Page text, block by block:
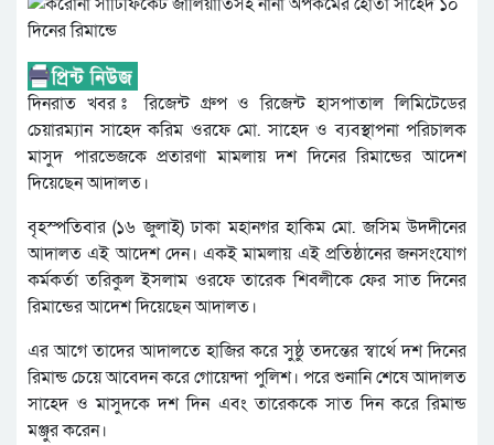
দিনরাত খবর ঃ রিজেন্ট গ্রুপ ও রিজেন্ট হাসপাতাল লিমিটেডের
চেয়ারম্যান সাহেদ করিম ওরফে মো. সাহেদ ও ব্যবস্থাপনা পরিচালক
মাসুদ পারভেজকে প্রতারণা মামলায় দশ দিনের রিমান্ডের আদেশ
দিয়েছেন আদালত।
বৃহস্পতিবার (১৬ জুলাই) ঢাকা মহানগর হাকিম মো. জসিম উদদীনের
আদালত এই আদেশ দেন। একই মামলায় এই প্রতিষ্ঠানের জনসংযোগ
কর্মকর্তা তরিকুল ইসলাম ওরফে তারেক শিবলীকে ফের সাত দিনের
রিমান্ডের আদেশ দিয়েছেন আদালত।
এর আগে তাদের আদালতে হাজির করে সুষ্ঠু তদন্তের স্বার্থে দশ দিনের
রিমান্ড চেয়ে আবেদন করে গোয়েন্দা পুলিশ। পরে শুনানি শেষে আদালত
সাহেদ ও মাসুদকে দশ দিন এবং তারেককে সাত দিন করে রিমান্ড
মঞ্জুর করেন।